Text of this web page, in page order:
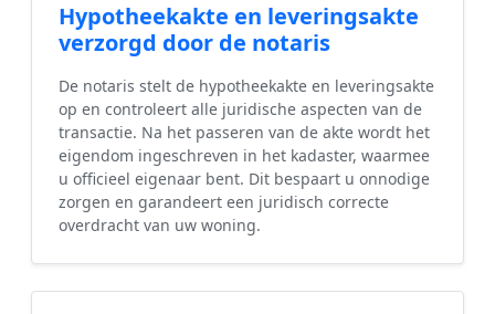
Hypotheekakte en leveringsakte
verzorgd door de notaris
De notaris stelt de hypotheekakte en leveringsakte
op en controleert alle juridische aspecten van de
transactie. Na het passeren van de akte wordt het
eigendom ingeschreven in het kadaster, waarmee
u officieel eigenaar bent. Dit bespaart u onnodige
zorgen en garandeert een juridisch correcte
overdracht van uw woning.